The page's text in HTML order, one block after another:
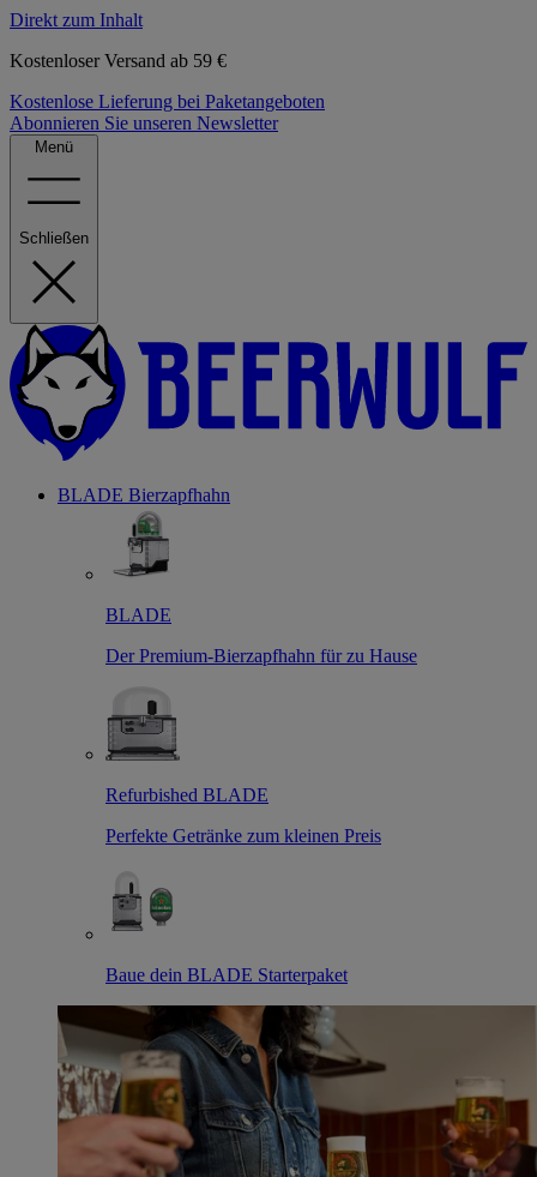
Direkt zum Inhalt
Kostenloser Versand ab 59 €
Kostenlose Lieferung bei Paketangeboten
Abonnieren Sie unseren Newsletter
Menü
Schließen
BLADE Bierzapfhahn
BLADE
Der Premium-Bierzapfhahn für zu Hause
Refurbished BLADE
Perfekte Getränke zum kleinen Preis
Baue dein BLADE Starterpaket